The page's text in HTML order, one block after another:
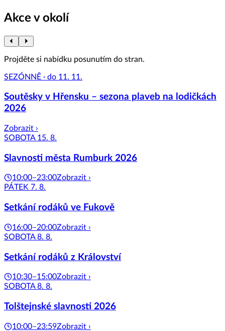
Akce v okolí
Projděte si nabídku posunutím do stran.
SEZÓNNĚ · do 11. 11.
Soutěsky v Hřensku – sezona plaveb na lodičkách
2026
Zobrazit ›
SOBOTA 15. 8.
Slavnosti města Rumburk 2026
10:00–23:00Zobrazit ›
PÁTEK 7. 8.
Setkání rodáků ve Fukově
16:00–20:00Zobrazit ›
SOBOTA 8. 8.
Setkání rodáků z Království
10:30–15:00Zobrazit ›
SOBOTA 8. 8.
Tolštejnské slavnosti 2026
10:00–23:59Zobrazit ›